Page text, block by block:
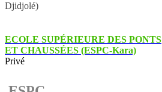
Djidjolé)
ECOLE SUPÉRIEURE DES PONTS
ET CHAUSSÉES (ESPC-Kara)
Privé